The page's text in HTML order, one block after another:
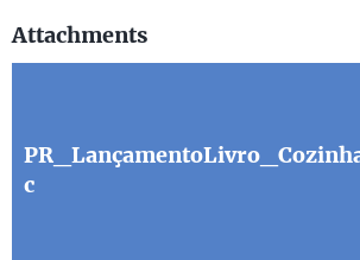
Attachments
c